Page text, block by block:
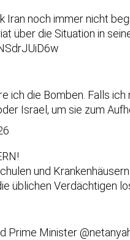
Iran noch immer nicht
über die Situation in
ich die Bomben. Falls
Israel, um sie zum
und
üblichen Verdächtigen
Prime Minister